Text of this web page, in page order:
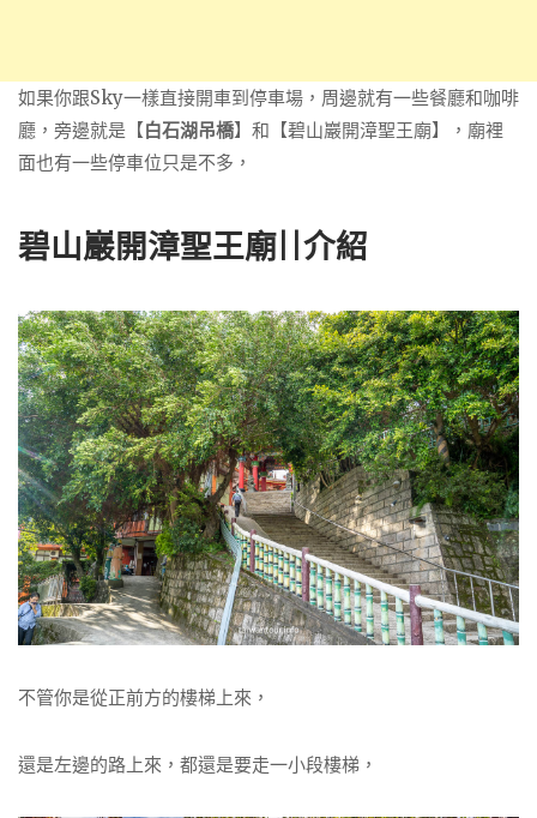
如果你跟Sky一樣直接開車到停車場，周邊就有一些餐廳和咖啡
廳，旁邊就是【白石湖吊橋】和【碧山巖開漳聖王廟】，廟裡
面也有一些停車位只是不多，
碧山巖開漳聖王廟||介紹
不管你是從正前方的樓梯上來，
還是左邊的路上來，都還是要走一小段樓梯，